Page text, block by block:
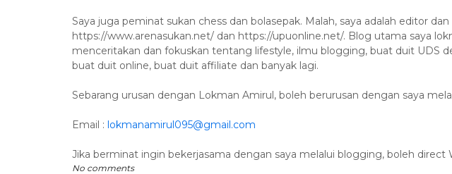
Saya juga peminat sukan chess dan bolasepak. Malah, saya adalah editor
https://www.arenasukan.net/ dan https://upuonline.net/. Blog utama saya
menceritakan dan fokuskan tentang lifestyle, ilmu blogging, buat duit UDS
buat duit online, buat duit affiliate dan banyak lagi.
Sebarang urusan dengan Lokman Amirul, boleh berurusan dengan saya
Email : lokmanamirul095@gmail.com
Jika berminat ingin bekerjasama dengan saya melalui blogging, boleh direct
No comments